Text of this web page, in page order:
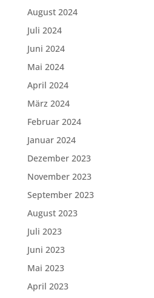
August 2024
Juli 2024
Juni 2024
Mai 2024
April 2024
März 2024
Februar 2024
Januar 2024
Dezember 2023
November 2023
September 2023
August 2023
Juli 2023
Juni 2023
Mai 2023
April 2023